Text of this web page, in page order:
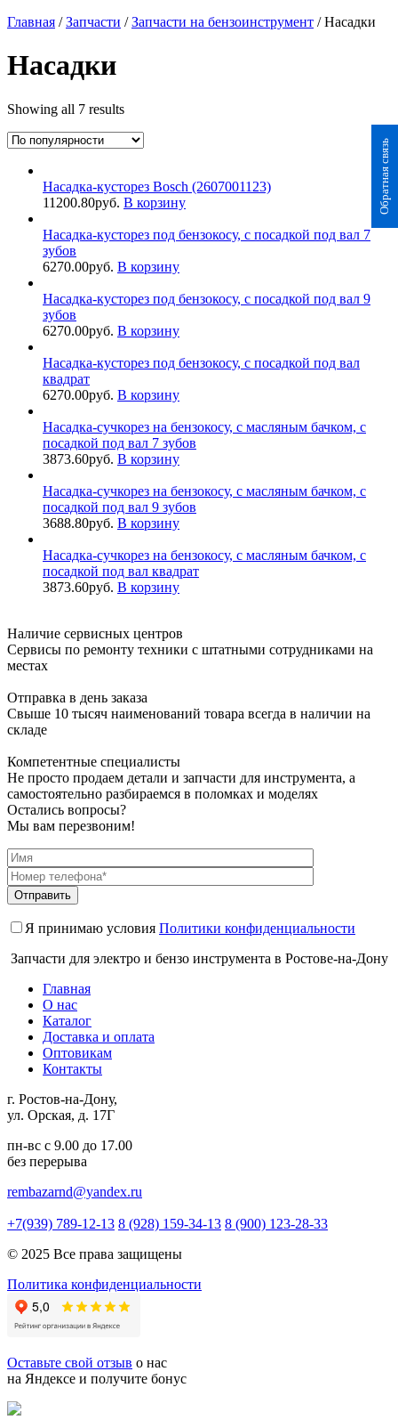
Обратная связь
Главная /Запчасти /Запчасти на бензоинструмент / Насадки
Насадки
Showing all 7 results
Насадка-кусторез Bosch (2607001123)
11200.80руб. В корзину
Насадка-кусторез под бензокосу, с посадкой под вал 7
зубов
6270.00руб. В корзину
Насадка-кусторез под бензокосу, с посадкой под вал 9
зубов
6270.00руб. В корзину
Насадка-кусторез под бензокосу, с посадкой под вал
квадрат
6270.00руб. В корзину
Насадка-сучкорез на бензокосу, с масляным бачком, с
посадкой под вал 7 зубов
3873.60руб. В корзину
Насадка-сучкорез на бензокосу, с масляным бачком, с
посадкой под вал 9 зубов
3688.80руб. В корзину
Насадка-сучкорез на бензокосу, с масляным бачком, с
посадкой под вал квадрат
3873.60руб. В корзину
Наличие сервисных центров
Сервисы по ремонту техники с штатными сотрудниками на
местах
Отправка в день заказа
Свыше 10 тысяч наименований товара всегда в наличии на
складе
Компетентные специалисты
Не просто продаем детали и запчасти для инструмента, а
самостоятельно разбираемся в поломках и моделях
Остались вопросы?
Мы вам перезвоним!
Я принимаю условия Политики конфиденциальности
Запчасти для электро и бензо инструмента в Ростове-на-Дону
Главная
О нас
Каталог
Доставка и оплата
Оптовикам
Контакты
г. Ростов-на-Дону,
ул. Орская, д. 17Г
пн-вс с 9.00 до 17.00
без перерыва
rembazarnd@yandex.ru
+7(939) 789-12-13 8 (928) 159-34-13 8 (900) 123-28-33
© 2025 Все права защищены
Политика конфиденциальности
Оставьте свой отзыв о нас
на Яндексе и получите бонус